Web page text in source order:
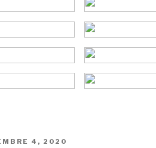
4, 2020